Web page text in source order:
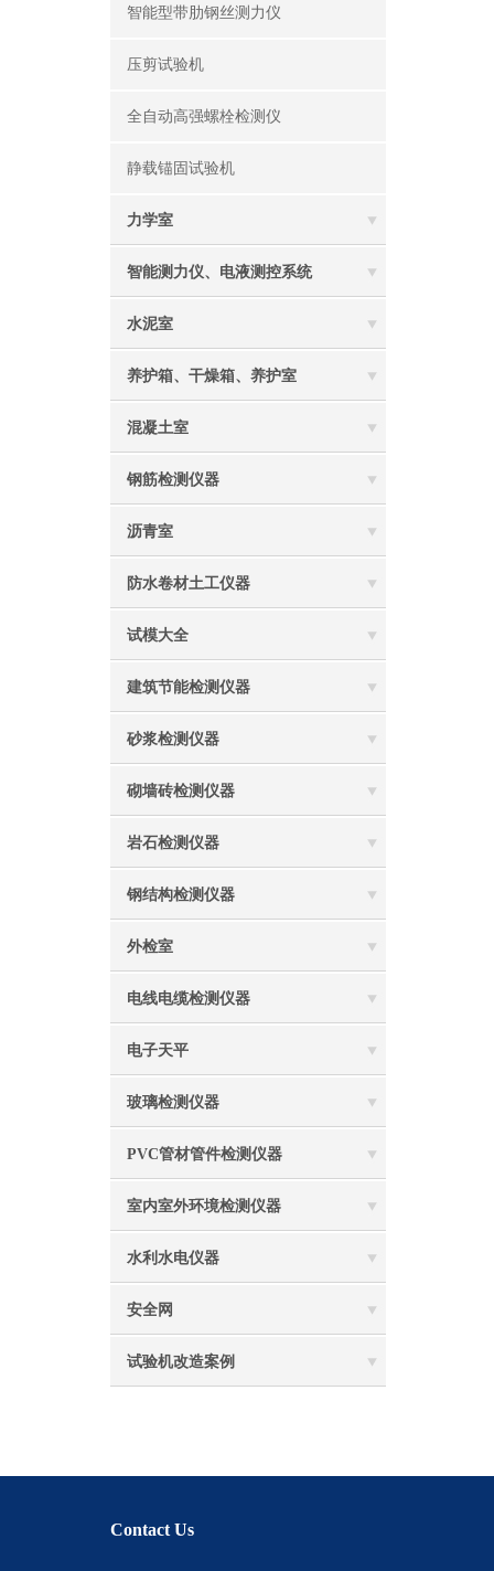
智能型带肋钢丝测力仪
压剪试验机
全自动高强螺栓检测仪
静载锚固试验机
力学室
智能测力仪、电液测控系统
水泥室
养护箱、干燥箱、养护室
混凝土室
钢筋检测仪器
沥青室
防水卷材土工仪器
试模大全
建筑节能检测仪器
砂浆检测仪器
砌墙砖检测仪器
岩石检测仪器
钢结构检测仪器
外检室
电线电缆检测仪器
电子天平
玻璃检测仪器
PVC管材管件检测仪器
室内室外环境检测仪器
水利水电仪器
安全网
试验机改造案例
Contact Us